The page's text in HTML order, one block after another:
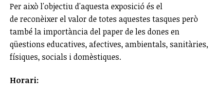
Per això l'objectiu d'aquesta exposició és el
de reconèixer el valor de totes aquestes tasques però
també la importància del paper de les dones en
qüestions educatives, afectives, ambientals, sanitàries,
físiques, socials i domèstiques.
Horari: